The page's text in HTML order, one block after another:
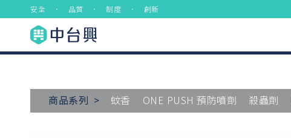
安全 ． 品質 ． 制度 ． 創新
商品系列 > 蚊香 ONE PUSH 預防噴劑 殺蟲劑